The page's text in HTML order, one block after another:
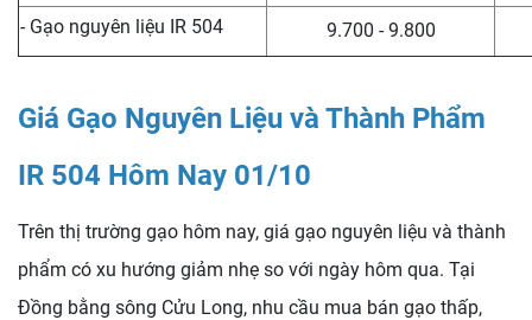
- Gạo nguyên liệu IR 504 9.700 - 9.800
Giá Gạo Nguyên Liệu và Thành Phẩm
IR 504 Hôm Nay 01/10
Trên thị trường gạo hôm nay, giá gạo nguyên liệu và thành
phẩm có xu hướng giảm nhẹ so với ngày hôm qua. Tại
Đồng bằng sông Cửu Long, nhu cầu mua bán gạo thấp,